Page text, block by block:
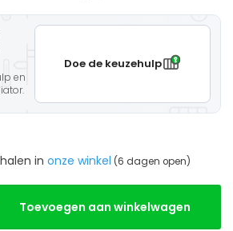
en
Doe de keuzehulp
in onze winkel (6 dagen open)
Toevoegen aan winkelwagen